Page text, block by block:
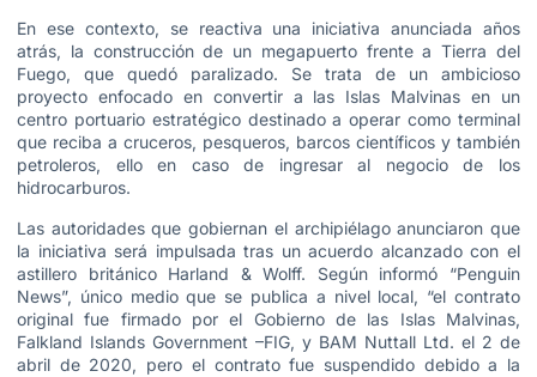
En ese contexto, se reactiva una iniciativa anunciada años
atrás, la construcción de un megapuerto frente a Tierra del
Fuego, que quedó paralizado. Se trata de un ambicioso
proyecto enfocado en convertir a las Islas Malvinas en un
centro portuario estratégico destinado a operar como terminal
que reciba a cruceros, pesqueros, barcos científicos y también
petroleros, ello en caso de ingresar al negocio de los
hidrocarburos.
Las autoridades que gobiernan el archipiélago anunciaron que
la iniciativa será impulsada tras un acuerdo alcanzado con el
astillero británico Harland & Wolff. Según informó “Penguin
News”, único medio que se publica a nivel local, “el contrato
original fue firmado por el Gobierno de las Islas Malvinas,
Falkland Islands Government –FIG, y BAM Nuttall Ltd. el 2 de
abril de 2020, pero el contrato fue suspendido debido a la